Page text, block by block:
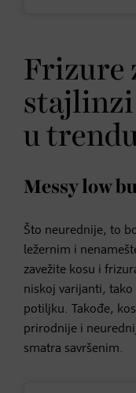
Frizure
stajlinzi
u
Messy low
Što neurednije, to
ležernim i
zavežite kosu i
niskoj varijanti, tako
potiljku. Takođe,
prirodnije i
smatra savršenim.